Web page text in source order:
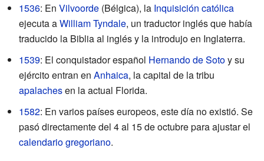
1536: En Vilvoorde (Bélgica), la Inquisición católica
ejecuta aWilliam Tyndale, un traductor inglés que había
traducido la Biblia al inglés y la introdujo en Inglaterra.
1539: El conquistador español Hernando de Sotoy su
ejército entran en Anhaica, la capital de la tribu
apalachesen la actual Florida.
1582: En varios países europeos, este día no existió. Se
pasó directamente del 4 al 15 de octubre para ajustar el
calendario gregoriano.